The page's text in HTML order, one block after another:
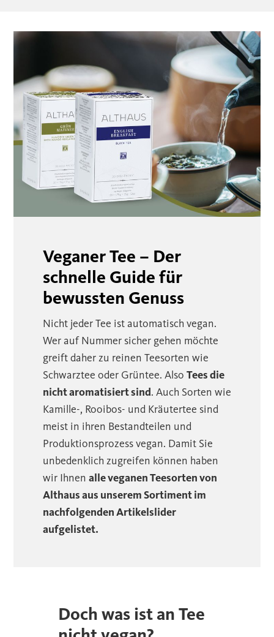
Veganer Tee – Der
schnelle Guide für
bewussten Genuss
Nicht jeder Tee ist automatisch vegan.
Wer auf Nummer sicher gehen möchte
greift daher zu reinen Teesorten wie
Schwarztee oder Grüntee. Also Tees die
nicht aromatisiert sind. Auch Sorten wie
Kamille-, Rooibos- und Kräutertee sind
meist in ihren Bestandteilen und
Produktionsprozess vegan. Damit Sie
unbedenklich zugreifen können haben
wir Ihnen alle veganen Teesorten von
Althaus aus unserem Sortiment im
nachfolgenden Artikelslider
aufgelistet.
Doch was ist an Tee